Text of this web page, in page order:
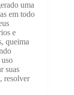
uma
em todo
e
queima
suas
resolver